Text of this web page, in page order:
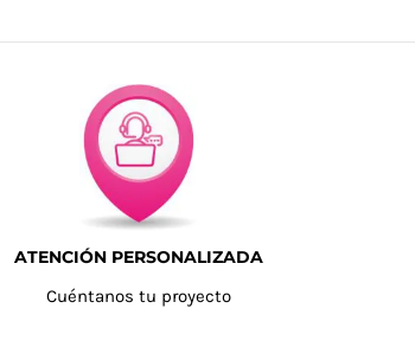
ATENCIÓN PERSONALIZADA
Cuéntanos tu proyecto